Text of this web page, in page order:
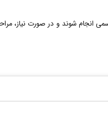
شوند و در صورت نیاز،